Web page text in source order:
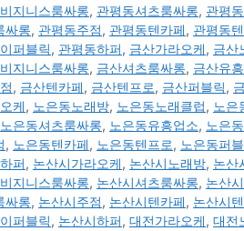
지니스룸싸롱, 관평동셔츠룸싸롱, 관평
싸롱, 관평동주점, 관평동텐카페, 관평동
퍼블릭, 관평동하퍼, 금산가라오케, 금산
지니스룸싸롱, 금산셔츠룸싸롱, 금산유
, 금산텐카페, 금산텐프로, 금산퍼블릭,
케, 노은동노래방, 노은동노래클럽, 노은
노은동셔츠룸싸롱, 노은동유흥업소, 노은
, 노은동텐카페, 노은동텐프로, 노은동퍼
퍼, 논산시가라오케, 논산시노래방, 논산
지니스룸싸롱, 논산시셔츠룸싸롱, 논산
싸롱, 논산시주점, 논산시텐카페, 논산시
퍼블릭, 논산시하퍼, 대전가라오케, 대전